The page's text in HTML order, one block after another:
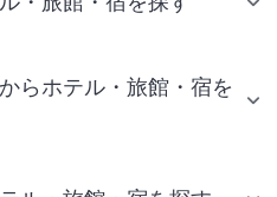
らホテル・旅館・宿を